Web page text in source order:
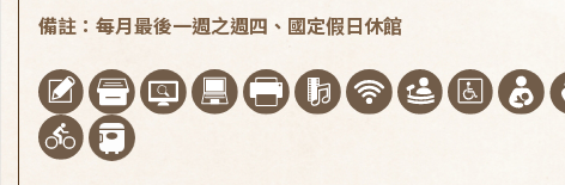
備註：每月最後一週之週四、國定假日休館